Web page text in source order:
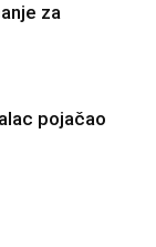
za
pojačao